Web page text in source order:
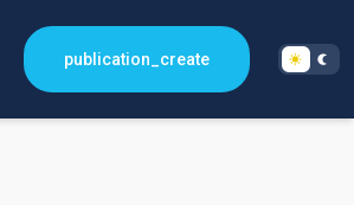
publication_create